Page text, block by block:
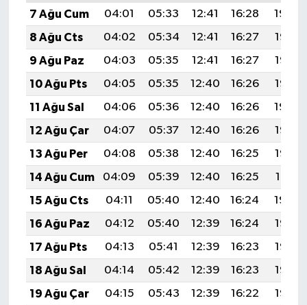
7 Ağu Cum
04:01 05:33 12:41 16:28
19:39
8 Ağu Cts
04:02 05:34 12:41 16:27
19:38
9 Ağu Paz
04:03 05:35 12:41 16:27
19:37
10 Ağu Pts
04:05 05:35 12:40 16:26
19:35
11 Ağu Sal
04:06 05:36 12:40 16:26
19:34
12 Ağu Çar
04:07 05:37 12:40 16:26
19:33
13 Ağu Per
04:08 05:38 12:40 16:25
19:32
14 Ağu Cum
04:09 05:39 12:40 16:25
19:31
15 Ağu Cts
04:11 05:40 12:40 16:24
19:30
16 Ağu Paz
04:12 05:40 12:39 16:24
19:28
17 Ağu Pts
04:13 05:41 12:39 16:23
19:27
18 Ağu Sal
04:14 05:42 12:39 16:23
19:26
19 Ağu Çar
04:15 05:43 12:39 16:22
19:25